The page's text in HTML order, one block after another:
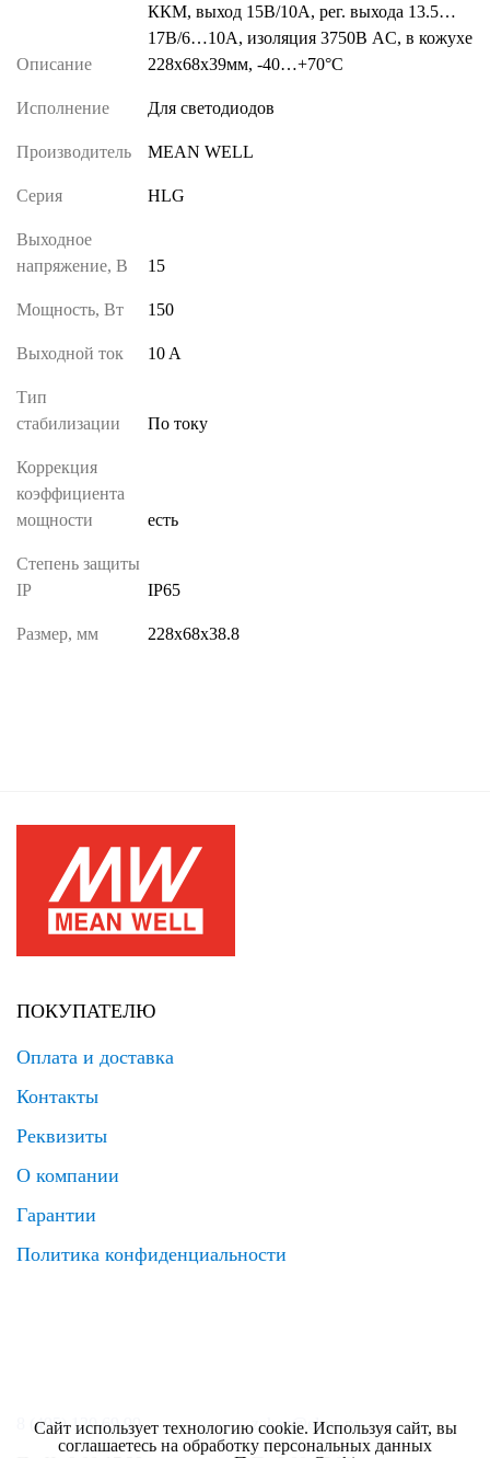
Описание
ККМ, выход 15В/10А, рег. выхода 13.5…
17В/6…10A, изоляция 3750В AC, в кожухе
228х68х39мм, -40…+70°С
Исполнение Для светодиодов
Производитель MEAN WELL
Серия HLG
Выходное
напряжение, В
15
Мощность, Вт 150
Выходной ток 10 A
Тип
стабилизации
По току
Коррекция
коэффициента
мощности
есть
Степень защиты
IP
IP65
Размер, мм 228х68х38.8
ПОКУПАТЕЛЮ
Оплата и доставка
Контакты
Реквизиты
О компании
Гарантии
Политика конфиденциальности
8 (495) 120 69 99 zakaz@elrus.ru
Сайт использует технологию cookie. Используя сайт, вы
соглашаетесь на обработку персональных данных